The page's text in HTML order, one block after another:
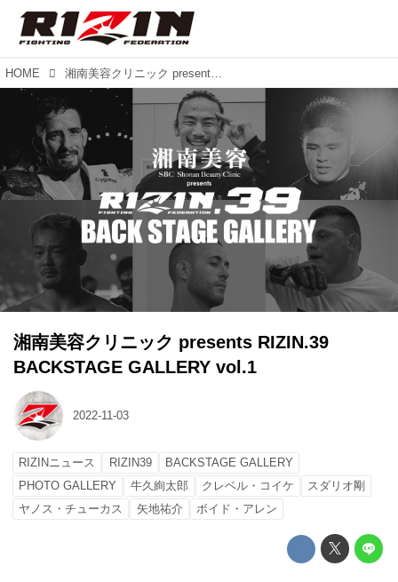
HOME 湘南美容クリニック presents RIZIN.39 BACKSTAGE GALLERY vol.1
湘南美容クリニック presents RIZIN.39
BACKSTAGE GALLERY vol.1
2022-11-03
RIZINニュース RIZIN39
BACKSTAGE GALLERY
PHOTO GALLERY
牛久絢太郎 クレベル・コイケ
スダリオ剛
ヤノス・チューカス
矢地祐介 ボイド・アレン